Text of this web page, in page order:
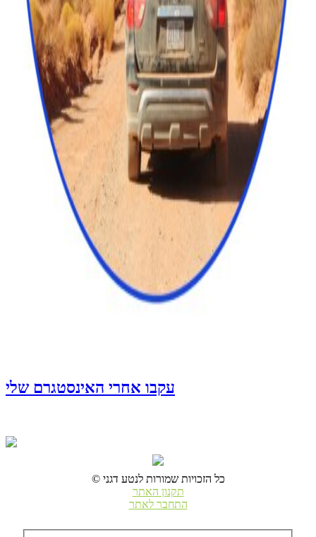
עקבו אחרי האינסטגרם שלי
© כל הזכויות שמורות לנטע דגני
תקנון האתר
התחבר לאתר